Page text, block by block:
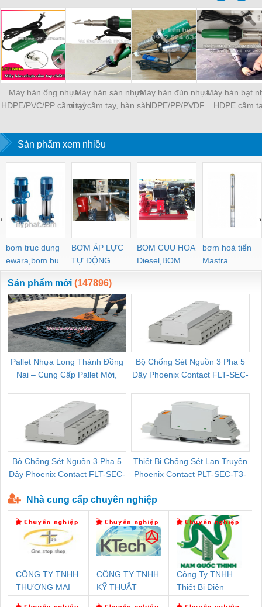
Máy hàn ống nhựa
HDPE/PVC/PP cầm tay
Máy hàn sàn nhựa
vinyl cầm tay, hàn sàn
Máy hàn đùn nhựa
HDPE/PP/PVDF
Máy hàn bạt
HDPE cầm
Sản phẩm xem nhiều
bom truc dung
ewara,bom bu
ewara
BƠM ÁP LỰC
TỰ ĐỘNG
BOM CUU HOA
Diesel,BOM
CHUA CHAY
bơm hoả tiển
Mastra
‹ ›
Sản phẩm mới (147896)
Pallet Nhựa Long Thành Đồng
Nai – Cung Cấp Pallet Mới,
Bộ Chống Sét Nguồn 3 Pha 5
Dây Phoenix Contact FLT-SEC-
Bộ Chống Sét Nguồn 3 Pha 5
Dây Phoenix Contact FLT-SEC-
Thiết Bị Chống Sét Lan Truyền
Phoenix Contact PLT-SEC-T3-
Nhà cung cấp chuyên nghiệp
CÔNG TY TNHH
THƯƠNG MẠI
CÔNG TY TNHH
KỸ THUẬT
Công Ty TNHH
Thiết Bị Điện